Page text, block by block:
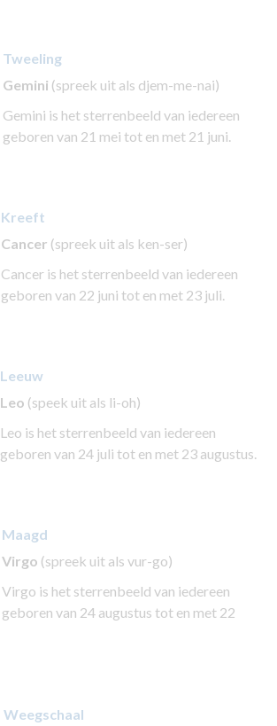
Tweeling
Gemini (spreek uit als djem-me-nai)
Gemini is het sterrenbeeld van iedereen
geboren van 21 mei tot en met 21 juni.
Kreeft
Cancer (spreek uit als ken-ser)
Cancer is het sterrenbeeld van iedereen
geboren van 22 juni tot en met 23 juli.
Leeuw
Leo (speek uit als li-oh)
Leo is het sterrenbeeld van iedereen
geboren van 24 juli tot en met 23 augustus.
Maagd
Virgo (spreek uit als vur-go)
Virgo is het sterrenbeeld van iedereen
geboren van 24 augustus tot en met 22
Weegschaal